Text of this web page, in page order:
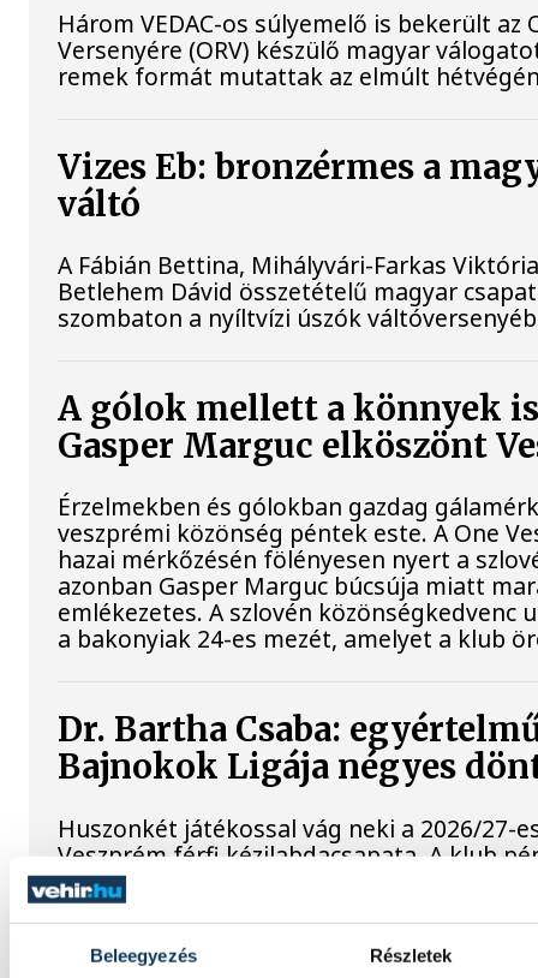
Beleegyezés Részletek
Három VEDAC-os súlyemelő is bekerült az
Versenyére (ORV) készülő magyar
remek formát mutattak az elmúlt
Vizes Eb: bronzérmes a
váltó
A Fábián Bettina, Mihályvári-Farkas
Betlehem Dávid összetételű magyar
szombaton a nyíltvízi úszók
A gólok mellett a könnyek
Gasper Marguc elköszönt
Érzelmekben és gólokban gazdag
veszprémi közönség péntek este. A One
hazai mérkőzésén fölényesen nyert a
azonban Gasper Marguc búcsúja miatt
emlékezetes. A szlovén
a bakonyiak 24-es mezét, amelyet a klub
Dr. Bartha Csaba:
Bajnokok Ligája négyes
Huszonkét játékossal vág neki a 2026/27-
Veszprém férfi kézilabdacsapata. A klub
szezonnyitó sajtótájékoztatóján dr. Bartha
kijelentette: a jubileumi idényben a hazai
mellett a Bajnokok Ligája négyes
célkitűzés.